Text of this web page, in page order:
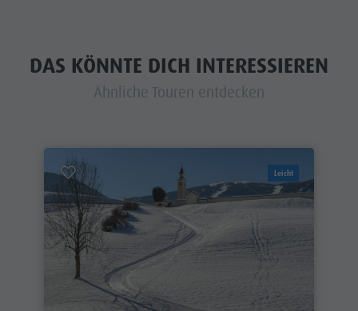
DAS KÖNNTE DICH INTERESSIEREN
Ähnliche Touren entdecken
Leicht